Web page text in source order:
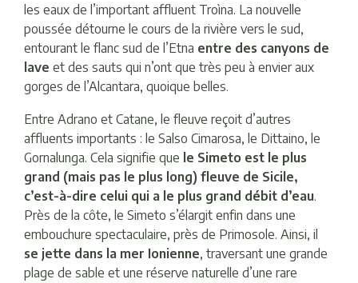
les eaux de l’important affluent Troìna. La nouvelle
poussée détourne le cours de la rivière vers le sud,
entourant le flanc sud de l’Etna entre des canyons de
lave et des sauts qui n’ont que très peu à envier aux
gorges de l’Alcantara, quoique belles.
Entre Adrano et Catane, le fleuve reçoit d’autres
affluents importants : le Salso Cimarosa, le Dittaino, le
Gornalunga. Cela signifie que le Simeto est le plus
grand (mais pas le plus long) fleuve de Sicile,
c’est-à-dire celui qui a le plus grand débit d’eau.
Près de la côte, le Simeto s’élargit enfin dans une
embouchure spectaculaire, près de Primosole. Ainsi, il
se jette dans la mer Ionienne, traversant une grande
plage de sable et une réserve naturelle d’une rare